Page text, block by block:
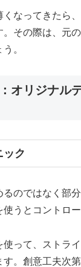
くなってきたら
その際は、元
。
オリジナル
ック
るのではなく部
うとコントロー
使って、ストラ
す。創意工夫次